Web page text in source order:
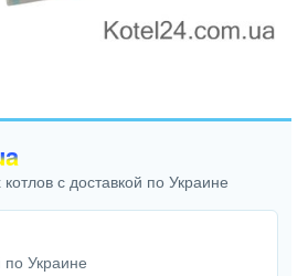
с доставкой по Украине
Украине